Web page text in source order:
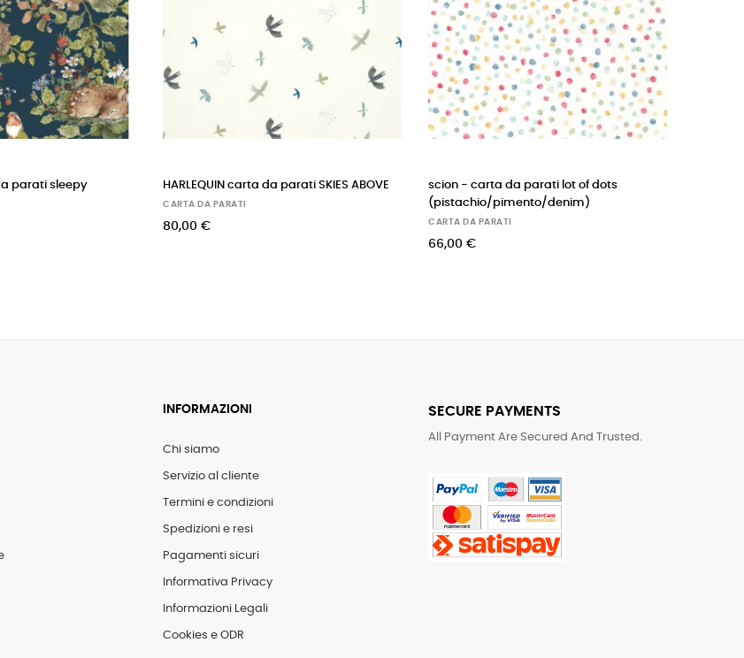
carta da parati SKIES ABOVE
€
scion - carta da parati lot of dots
(pistachio/pimento/denim)
CASADECO carta da parati WHALE
(grigio)
CARTA DA PARATI
INFORMAZIONI
Chi siamo
Servizio al cliente
Termini e condizioni
Spedizioni e resi
Pagamenti sicuri
Informativa Privacy
Informazioni Legali
Cookies e ODR
SECURE PAYMENTS
All Payment Are Secured And Trusted.